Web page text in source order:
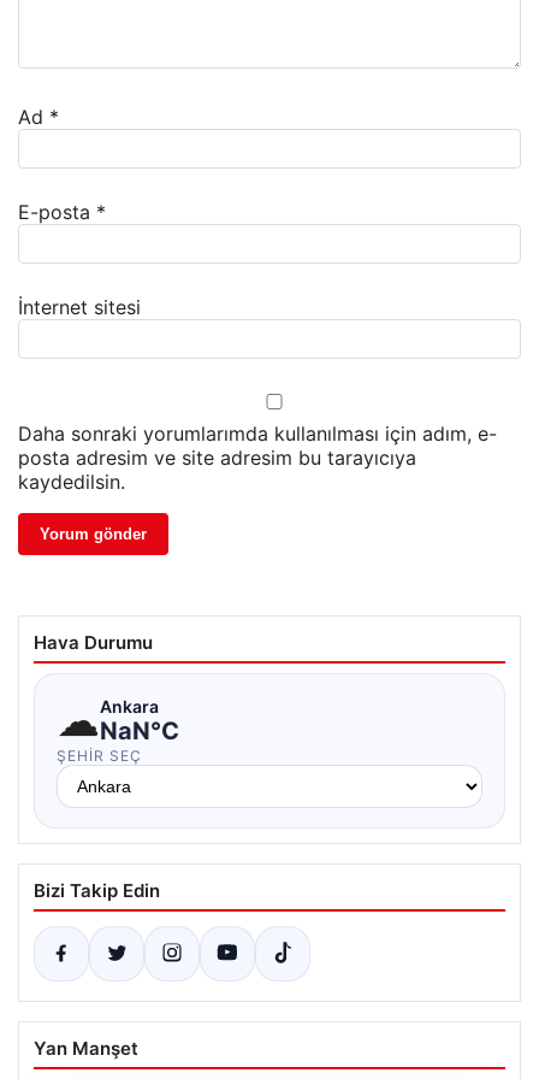
Ad *
E-posta *
İnternet sitesi
Daha sonraki yorumlarımda kullanılması için adım, e-
posta adresim ve site adresim bu tarayıcıya
kaydedilsin.
Hava Durumu
☁Ankara
NaN°C
ŞEHIR SEÇ
Bizi Takip Edin
Yan Manşet